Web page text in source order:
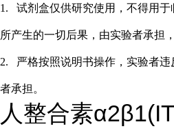
1. 试剂盒仅供研究使用，不得用于
所产生的一切后果，由实验者承担
2. 严格按照说明书操作，实验者
者承担。
人整合素